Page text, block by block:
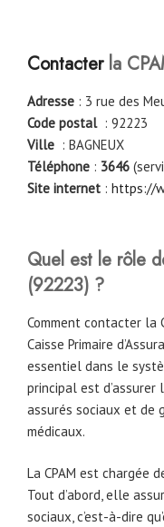
Contacterla
Adresse : 3 rue des
Code postal: 92223
Ville : BAGNEUX
Téléphone : 3646
Site internet : https://
Quel est le rôle
(92223) ?
Comment contacter la
Caisse Primaire
essentiel dans le
principal est d’assurer
assurés sociaux et de
médicaux.
La CPAM est chargée
Tout d’abord, elle
sociaux, c’est-à-dire